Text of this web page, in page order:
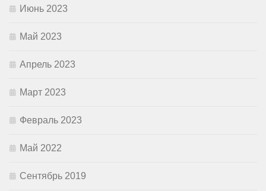
Июнь 2023
Май 2023
Апрель 2023
Март 2023
Февраль 2023
Май 2022
Сентябрь 2019